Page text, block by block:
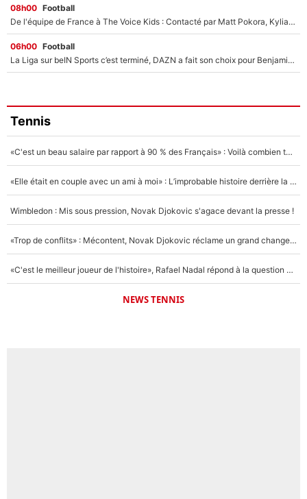
08h00 Football
De l'équipe de France à The Voice Kids : Contacté par Matt Pokora, Kylian Mbappé a accepté de jouer un rôle inédit sur TF1 !
06h00 Football
La Liga sur beIN Sports c’est terminé, DAZN a fait son choix pour Benjamin Da Silva et Omar Da Fonseca !
Tennis
«C'est un beau salaire par rapport à 90 % des Français» : Voilà combien touchait Nelson Monfort sur France Télévisions avant de rejoindre CNews
«Elle était en couple avec un ami à moi» : L’improbable histoire derrière la «seule relation longue» de Novak Djokovic
Wimbledon : Mis sous pression, Novak Djokovic s'agace devant la presse !
«Trop de conflits» : Mécontent, Novak Djokovic réclame un grand changement !
«C'est le meilleur joueur de l'histoire», Rafael Nadal répond à la question que tout le monde se pose !
NEWS TENNIS